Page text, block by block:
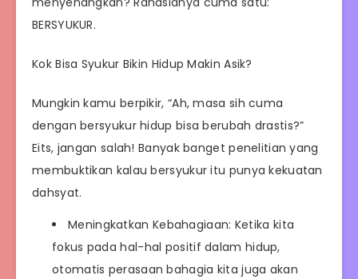
BERSYUKUR.
Kok Bisa Syukur Bikin Hidup Makin Asik?
Mungkin kamu berpikir, “Ah, masa sih cuma
dengan bersyukur hidup bisa berubah drastis?”
Eits, jangan salah! Banyak banget penelitian yang
membuktikan kalau bersyukur itu punya kekuatan
dahsyat.
Meningkatkan Kebahagiaan: Ketika kita
fokus pada hal-hal positif dalam hidup,
otomatis perasaan bahagia kita juga akan